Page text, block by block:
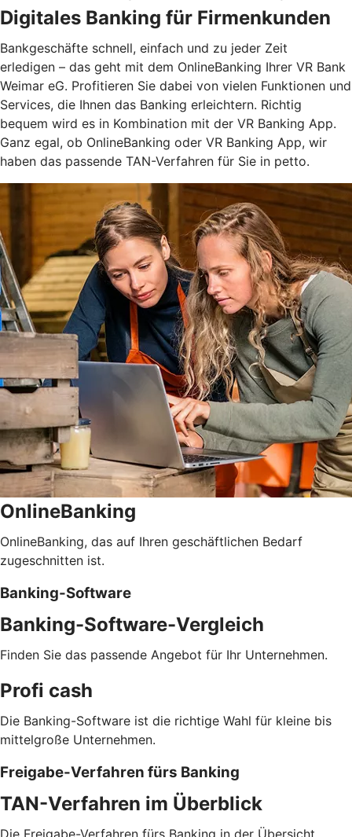
Digitales Banking für Firmenkunden
Bankgeschäfte schnell, einfach und zu jeder Zeit
erledigen – das geht mit dem OnlineBanking Ihrer VR Bank
Weimar eG. Profitieren Sie dabei von vielen Funktionen und
Services, die Ihnen das Banking erleichtern. Richtig
bequem wird es in Kombination mit der VR Banking App.
Ganz egal, ob OnlineBanking oder VR Banking App, wir
haben das passende TAN-Verfahren für Sie in petto.
OnlineBanking
OnlineBanking, das auf Ihren geschäftlichen Bedarf
zugeschnitten ist.
Banking-Software
Banking-Software-Vergleich
Finden Sie das passende Angebot für Ihr Unternehmen.
Profi cash
Die Banking-Software ist die richtige Wahl für kleine bis
mittelgroße Unternehmen.
Freigabe-Verfahren fürs Banking
TAN-Verfahren im Überblick